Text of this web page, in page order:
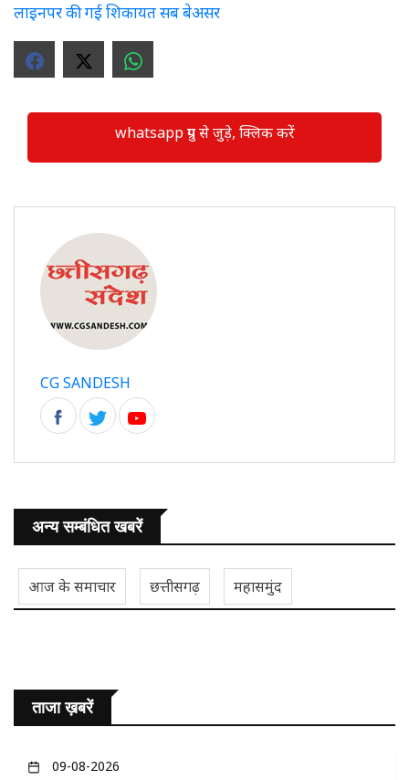
लाइनपर की गई शिकायत सब बेअसर
whatsapp ग्रुप से जुड़े, क्लिक करें
CG SANDESH
अन्य सम्बंधित खबरें
आज के समाचार छत्तीसगढ़ महासमुंद
ताजा ख़बरें
09-08-2026